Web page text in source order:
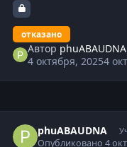
отказано
Автор phuABAUDNA
4 октября, 20254 окт
phuABAUDNA
Опубликовано4